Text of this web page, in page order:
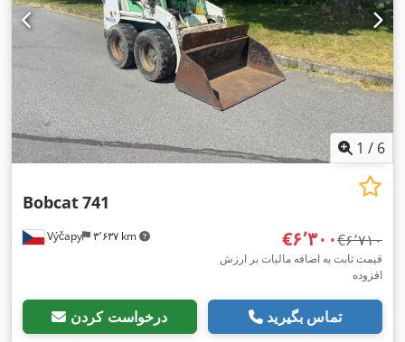
1 / 6
Výčapy ۳٬۶۳۷ km
Bobcat741
‎€۶٬۳۰۰ ‎€۶٬۷۱۰
قیمت ثابت به اضافه مالیات بر ارزش
افزوده
درخواست کردن تماس بگیرید